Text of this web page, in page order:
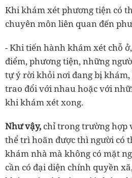
Khi khám xét phương tiện có
chuyên môn liên quan đến
- Khi tiến hành khám xét chỗ
điểm, phương tiện, những
tự ý rời khỏi nơi đang bị
trao đổi với nhau hoặc với
khi khám xét xong.
Như vậy, chỉ trong trường hợp
thể trì hoãn được thì người có
khám nhà mà không có mặt
cần có đại diện chính quyền